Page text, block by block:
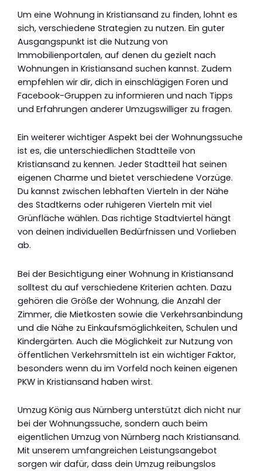
Um eine Wohnung in Kristiansand zu finden, lohnt es
sich, verschiedene Strategien zu nutzen. Ein guter
Ausgangspunkt ist die Nutzung von
Immobilienportalen, auf denen du gezielt nach
Wohnungen in Kristiansand suchen kannst. Zudem
empfehlen wir dir, dich in einschlägigen Foren und
Facebook-Gruppen zu informieren und nach Tipps
und Erfahrungen anderer Umzugswilliger zu fragen.
Ein weiterer wichtiger Aspekt bei der Wohnungssuche
ist es, die unterschiedlichen Stadtteile von
Kristiansand zu kennen. Jeder Stadtteil hat seinen
eigenen Charme und bietet verschiedene Vorzüge.
Du kannst zwischen lebhaften Vierteln in der Nähe
des Stadtkerns oder ruhigeren Vierteln mit viel
Grünfläche wählen. Das richtige Stadtviertel hängt
von deinen individuellen Bedürfnissen und Vorlieben
ab.
Bei der Besichtigung einer Wohnung in Kristiansand
solltest du auf verschiedene Kriterien achten. Dazu
gehören die Größe der Wohnung, die Anzahl der
Zimmer, die Mietkosten sowie die Verkehrsanbindung
und die Nähe zu Einkaufsmöglichkeiten, Schulen und
Kindergärten. Auch die Möglichkeit zur Nutzung von
öffentlichen Verkehrsmitteln ist ein wichtiger Faktor,
besonders wenn du im Vorfeld noch keinen eigenen
PKW in Kristiansand haben wirst.
Umzug König aus Nürnberg unterstützt dich nicht nur
bei der Wohnungssuche, sondern auch beim
eigentlichen Umzug von Nürnberg nach Kristiansand.
Mit unserem umfangreichen Leistungsangebot
sorgen wir dafür, dass dein Umzug reibungslos